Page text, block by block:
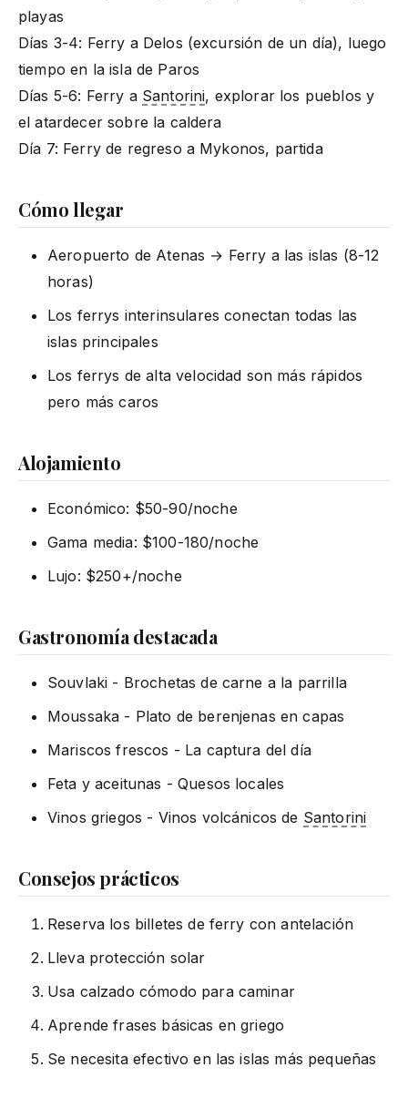
playas
Días 3-4: Ferry a Delos (excursión de un día), luego
tiempo en la isla de Paros
Días 5-6: Ferry a Santorini, explorar los pueblos y
el atardecer sobre la caldera
Día 7: Ferry de regreso a Mykonos, partida
Cómo llegar
Aeropuerto de Atenas → Ferry a las islas (8-12
horas)
Los ferrys interinsulares conectan todas las
islas principales
Los ferrys de alta velocidad son más rápidos
pero más caros
Alojamiento
Económico: $50-90/noche
Gama media: $100-180/noche
Lujo: $250+/noche
Gastronomía destacada
Souvlaki - Brochetas de carne a la parrilla
Moussaka - Plato de berenjenas en capas
Mariscos frescos - La captura del día
Feta y aceitunas - Quesos locales
Vinos griegos - Vinos volcánicos de Santorini
Consejos prácticos
Reserva los billetes de ferry con antelación
Lleva protección solar
Usa calzado cómodo para caminar
Aprende frases básicas en griego
Se necesita efectivo en las islas más pequeñas